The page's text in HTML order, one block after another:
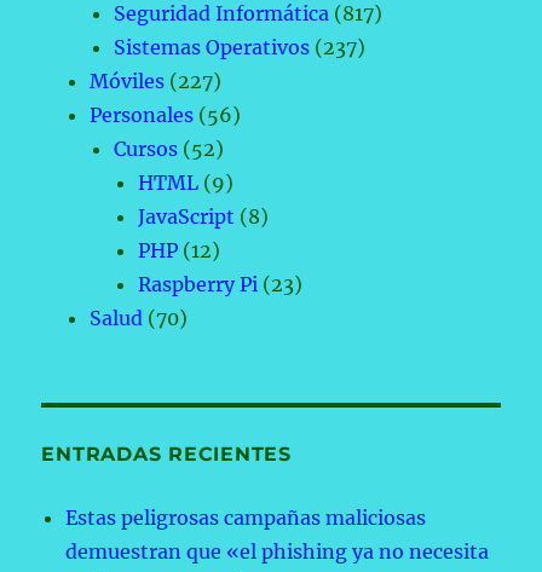
Seguridad Informática (817)
Sistemas Operativos (237)
Móviles (227)
Personales (56)
Cursos (52)
HTML (9)
JavaScript (8)
PHP (12)
Raspberry Pi (23)
Salud (70)
ENTRADAS RECIENTES
Estas peligrosas campañas maliciosas
demuestran que «el phishing ya no necesita